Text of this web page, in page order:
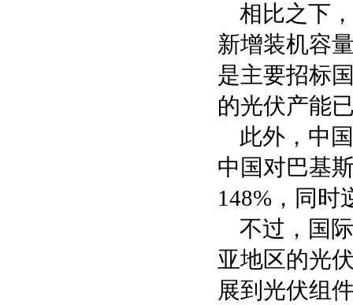
相比之下
新增装机容
是主要招标
的光伏产能
此外，中
中国对巴基
148%，同时
不过，国
亚地区的光
展到光伏组